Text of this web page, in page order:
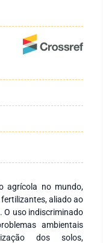
agrícola no mundo,
aliado ao
O uso indiscriminado
ambientais
dos solos,